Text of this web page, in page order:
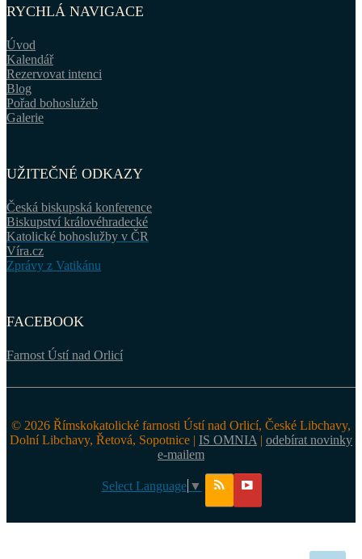
RYCHLÁ NAVIGACE
Úvod
Kalendář
Rezervovat intenci
Blog
Pořad bohoslužeb
Galerie
UŽITEČNÉ ODKAZY
Česká biskupská konference
Biskupství královéhradecké
Katolické bohoslužby v ČR
Víra.cz
Zprávy z Vatikánu
FACEBOOK
Farnost Ústí nad Orlicí
© 2026 Římskokatolické farnosti Ústí nad Orlicí, České Libchavy,
Dolní Libchavy, Řetová, Sopotnice | IS OMNIA | odebírat novinky
e-mailem
Select Language ▼